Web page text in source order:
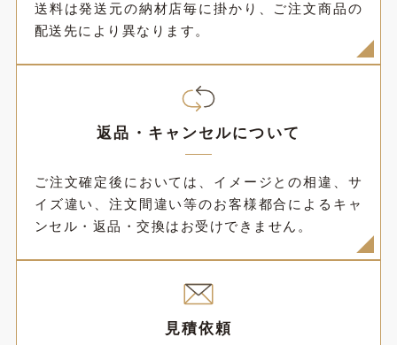
送料は発送元の納材店毎に掛かり、ご注文商品の
配送先により異なります。
返品・キャンセルについて
ご注文確定後においては、イメージとの相違、サ
イズ違い、注文間違い等のお客様都合によるキャ
ンセル・返品・交換はお受けできません。
見積依頼